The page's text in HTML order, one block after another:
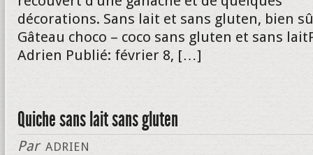
décorations. Sans lait et sans gluten, bien
Gâteau choco – coco sans gluten et sans
Adrien Publié: février 8, […]
Quiche sans lait sans gluten
Par ADRIEN